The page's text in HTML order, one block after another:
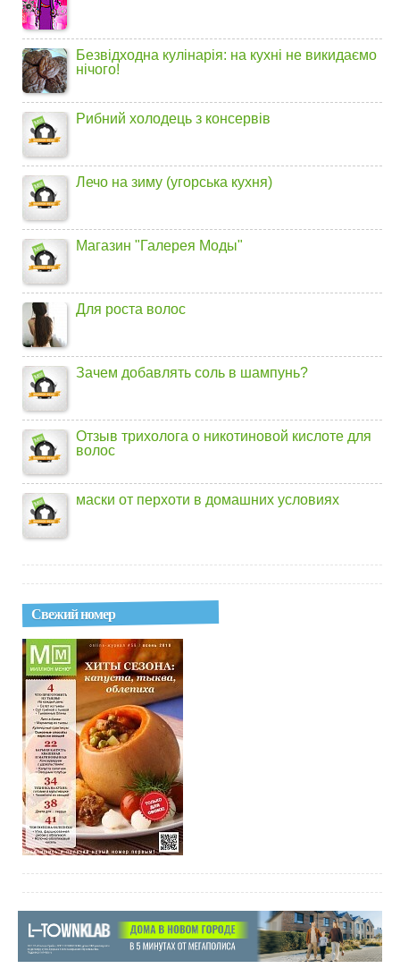
Безвідходна кулінарія: на кухні не викидаємо
нічого!
Рибний холодець з консервів
Лечо на зиму (угорська кухня)
Магазин "Галерея Моды"
Для роста волос
Зачем добавлять соль в шампунь?
Отзыв трихолога о никотиновой кислоте для
волос
маски от перхоти в домашних условиях
Свежий номер